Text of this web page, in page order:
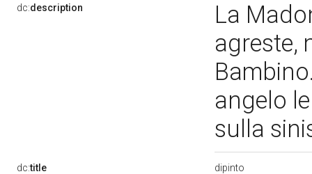
dc:description
La
agreste,
angelo
sulla
dc:title dipinto